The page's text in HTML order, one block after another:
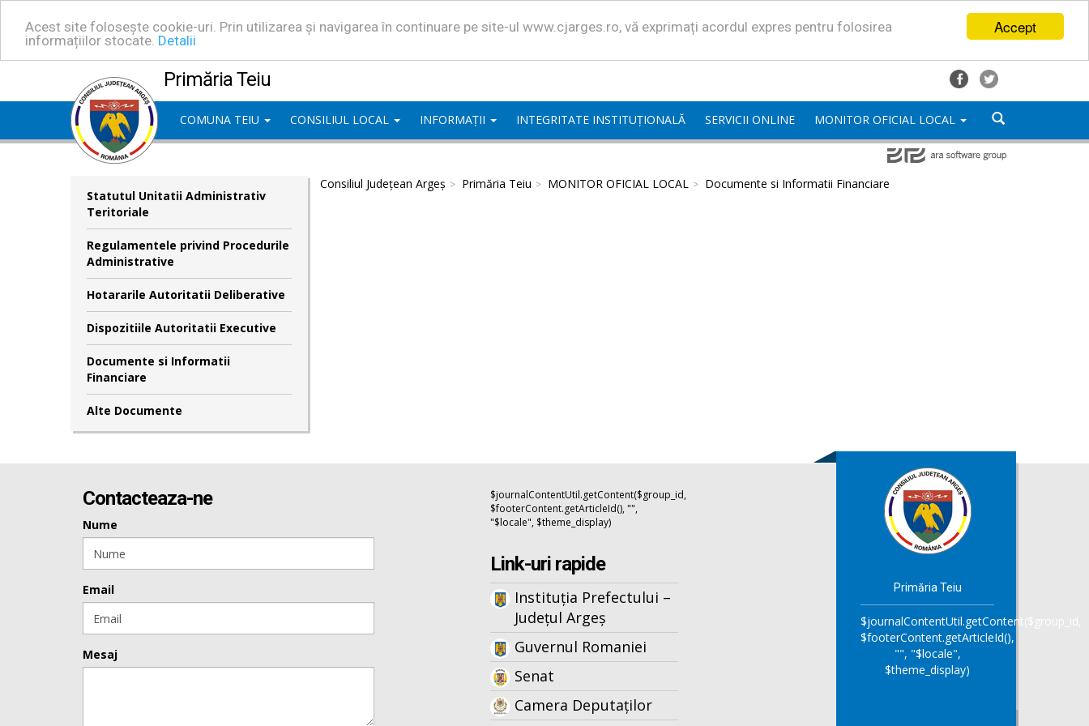
Accept
Acest site folosește cookie-uri. Prin utilizarea și navigarea în continuare pe site-ul www.cjarges.ro, vă exprimați acordul expres pentru folosirea
informațiilor stocate. Detalii
Primăria Teiu
COMUNA TEIU CONSILIUL LOCAL INFORMAȚII INTEGRITATE INSTITUȚIONALĂ SERVICII ONLINE MONITOR OFICIAL LOCAL
Statutul Unitatii Administrativ
Teritoriale
Regulamentele privind Procedurile
Administrative
Hotararile Autoritatii Deliberative
Dispozitiile Autoritatii Executive
Documente si Informatii
Financiare
Alte Documente
Consiliul Județean Argeș Primăria Teiu MONITOR OFICIAL LOCAL Documente si Informatii Financiare
Contacteaza-ne
Nume
Email
Mesaj
$journalContentUtil.getContent($group_id,
$footerContent.getArticleId(), "",
"$locale", $theme_display)
Link-uri rapide
Instituția Prefectului –
Județul Argeș
Guvernul Romaniei
Senat
Camera Deputaților
Primăria Teiu
$journalContentUtil.getContent($group_id,
$footerContent.getArticleId(),
"", "$locale",
$theme_display)